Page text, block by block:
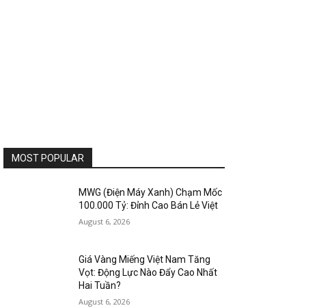
MOST POPULAR
MWG (Điện Máy Xanh) Chạm Mốc
100.000 Tỷ: Đỉnh Cao Bán Lẻ Việt
August 6, 2026
Giá Vàng Miếng Việt Nam Tăng
Vọt: Động Lực Nào Đẩy Cao Nhất
Hai Tuần?
August 6, 2026